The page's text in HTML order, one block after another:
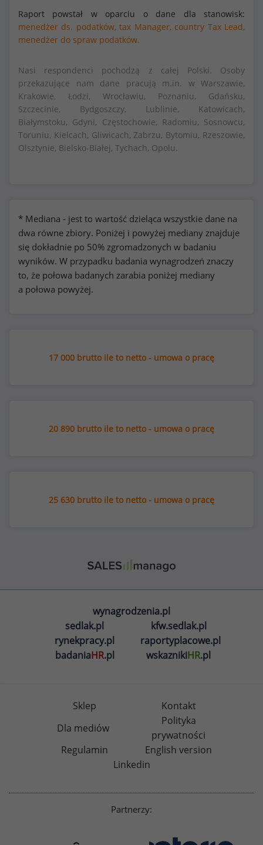
Raport powstał w oparciu o dane dla stanowisk:
menedżer ds. podatków, tax Manager, country Tax Lead,
menedżer do spraw podatków.
Nasi respondenci pochodzą z całej Polski. Osoby
przekazujące nam dane pracują m.in. w Warszawie,
Krakowie, Łodzi, Wrocławiu, Poznaniu, Gdańsku,
Szczecinie, Bydgoszczy, Lublinie, Katowicach,
Białymstoku, Gdyni, Częstochowie, Radomiu, Sosnowcu,
Toruniu, Kielcach, Gliwicach, Zabrzu, Bytomiu, Rzeszowie,
Olsztynie, Bielsko-Białej, Tychach, Opolu.
* Mediana - jest to wartość dzieląca wszystkie dane na
dwa równe zbiory. Poniżej i powyżej mediany znajduje
się dokładnie po 50% zgromadzonych w badaniu
wyników. W przypadku badania wynagrodzeń znaczy
to, że połowa badanych zarabia poniżej mediany
a połowa powyżej.
17 000 brutto ile to netto - umowa o pracę
20 890 brutto ile to netto - umowa o pracę
25 630 brutto ile to netto - umowa o pracę
wynagrodzenia.pl
sedlak.pl
kfw.sedlak.pl
rynekpracy.pl
raportyplacowe.pl
badaniaHR.pl wskaznikiHR.pl
Sklep
Kontakt
Dla mediów
Polityka
prywatności
Regulamin
English version
Linkedin
Partnerzy: